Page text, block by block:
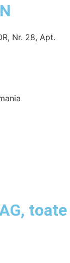
Nr. 28, Apt.
toate